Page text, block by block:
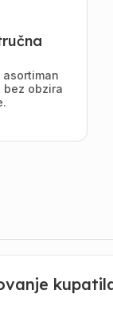
bez obzira